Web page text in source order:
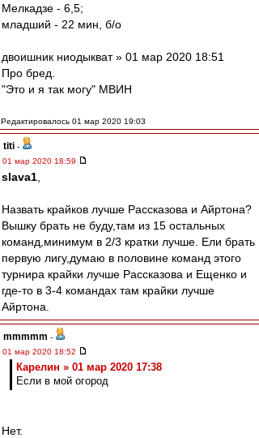
Мелкадзе - 6,5;
младший - 22 мин, б/о
двоишник ниодыкват » 01 мар 2020 18:51
Про бред.
"Это и я так могу" МВИН
Редактировалось 01 мар 2020 19:03
titi -
01 мар 2020 18:59
slava1
Назвать крайков лучше Рассказова и Айртона?
Вышку брать не буду,там из 15 остальных
команд,минимум в 2/3 кратки лучше. Ели брать
первую лигу,думаю в половине команд этого
турнира крайки лучше Рассказова и Ещенко и
где-то в 3-4 командах там крайки лучше
Айртона.
mmmmm -
01 мар 2020 18:52
Карелин » 01 мар 2020 17:38
Если в мой огород
Нет.